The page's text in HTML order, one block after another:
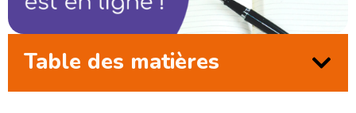
Table des matières